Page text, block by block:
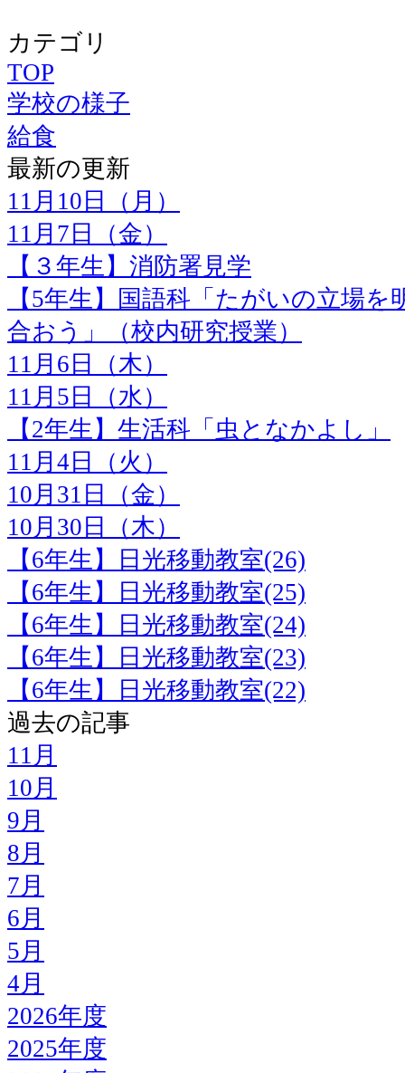
カテゴリ
TOP
学校の様子
給食
最新の更新
11月10日（月）
11月7日（金）
【３年生】消防署見学
【5年生】国語科「たがいの立場
合おう」（校内研究授業）
11月6日（木）
11月5日（水）
【2年生】生活科「虫となかよし」
11月4日（火）
10月31日（金）
10月30日（木）
【6年生】日光移動教室(26)
【6年生】日光移動教室(25)
【6年生】日光移動教室(24)
【6年生】日光移動教室(23)
【6年生】日光移動教室(22)
過去の記事
11月
10月
9月
8月
7月
6月
5月
4月
2026年度
2025年度